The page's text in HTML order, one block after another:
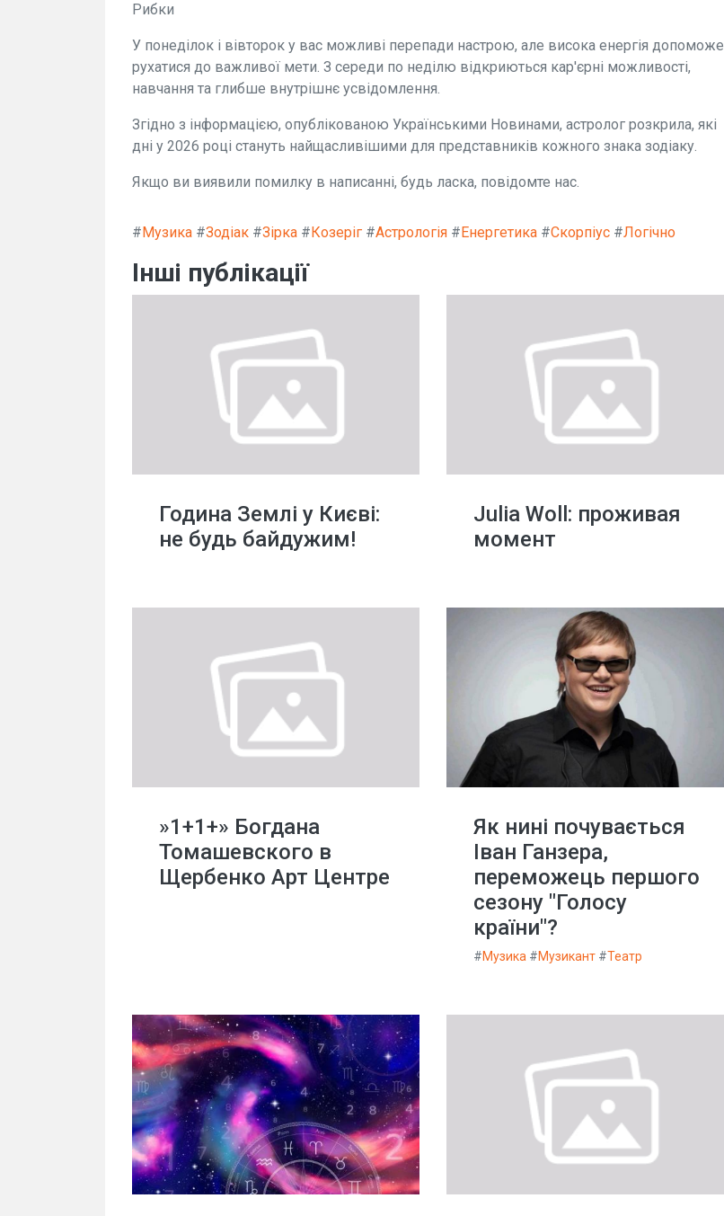
Рибки
У понеділок і вівторок у вас можливі перепади настрою, але висока енергія допоможе
рухатися до важливої мети. З середи по неділю відкриються кар'єрні можливості,
навчання та глибше внутрішнє усвідомлення.
Згідно з інформацією, опублікованою Українськими Новинами, астролог розкрила, які
дні у 2026 році стануть найщасливішими для представників кожного знака зодіаку.
Якщо ви виявили помилку в написанні, будь ласка, повідомте нас.
#Музика #Зодіак #Зірка #Козеріг #Астрологія #Енергетика #Скорпіус #Логічно
Інші публікації
Година Землі у Києві:
не будь байдужим!
Julia Woll: проживая
момент
»1+1+» Богдана
Томашевского в
Щербенко Арт Центре
Як нині почувається
Іван Ганзера,
переможець першого
сезону "Голосу
країни"?
#Музика #Музикант #Театр